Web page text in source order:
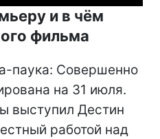
и в чём
фильма
паука: Совершенно
на 31 июля.
выступил Дестин
работой над